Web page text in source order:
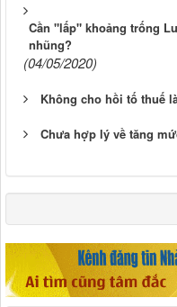
Cần "lấp" khoảng trống
nhũng?
(04/05/2020)
Không cho hồi tố thuế
Chưa hợp lý về tăng